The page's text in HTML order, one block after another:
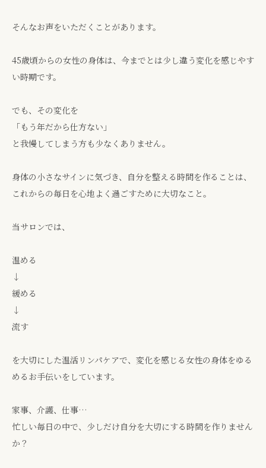
そんなお声をいただくことがあります。
45歳頃からの女性の身体は、今までとは少し違う変化を感じやす
い時期です。
でも、その変化を
「もう年だから仕方ない」
と我慢してしまう方も少なくありません。
身体の小さなサインに気づき、自分を整える時間を作ることは、
これからの毎日を心地よく過ごすために大切なこと。
当サロンでは、
温める
↓
緩める
↓
流す
を大切にした温活リンパケアで、変化を感じる女性の身体をゆる
めるお手伝いをしています。
家事、介護、仕事…
忙しい毎日の中で、少しだけ自分を大切にする時間を作りません
か？